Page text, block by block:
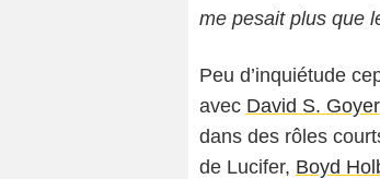
me pesait plus que
Peu d’inquiétude
avec David S. Goyer
dans des rôles
de Lucifer, Boyd